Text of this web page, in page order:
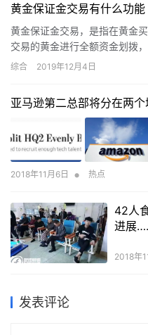
黄金保证金交易有什么功能
黄金保证金交易，是指在黄金
交易的黄金进行全额资金划拨
例的价款，作为黄金实物交收
偏差。那么，黄金保证金交易
综合 2019年12月4日
亚马逊第二总部将分在两个
2018年11月6日 • 热点
42人
进展….
2018年
发表评论